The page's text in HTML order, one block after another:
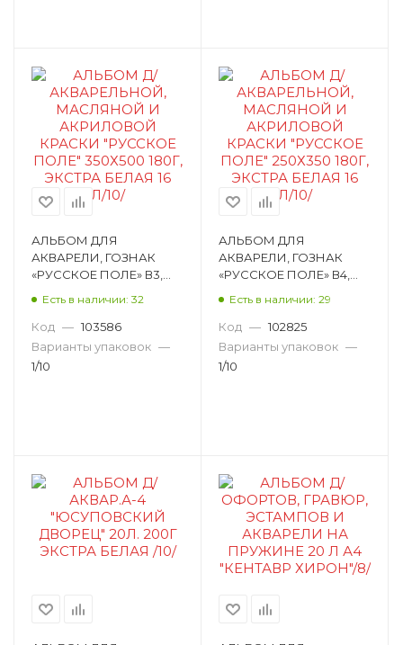
АЛЬБОМ ДЛЯ
АКВАРЕЛИ, ГОЗНАК
«РУССКОЕ ПОЛЕ» В3,
Есть в наличии: 32
Код — 103586
Варианты упаковок —
1/10
АЛЬБОМ ДЛЯ
АКВАРЕЛИ, ГОЗНАК
«РУССКОЕ ПОЛЕ» В4,
Есть в наличии: 29
Код — 102825
Варианты упаковок —
1/10